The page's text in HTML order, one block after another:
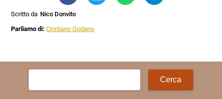
Scritto da Nico Donvito
Parliamo di:Cristiano Godano
Ricerca